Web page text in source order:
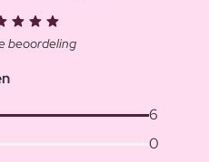
beoordeling
6
0